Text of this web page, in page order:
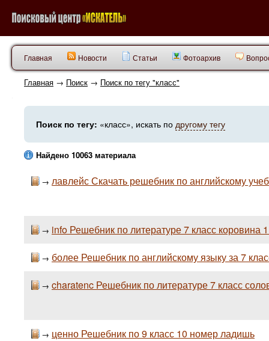
Главная Новости Статьи Фотоархив
Главная → Поиск → Поиск по тегу "класс"
Поиск по тегу: «класс», искать по другому тегу
Найдено 10063 материала
→ лавлейс Скачать решебник по английскому
→ info Решебник по литературе 7 класс коровина
→ более Решебник по английскому языку за 7
→ charatenc Решебник по литературе 7 класс
→ ценно Решебник по 9 класс 10 номер ладишь